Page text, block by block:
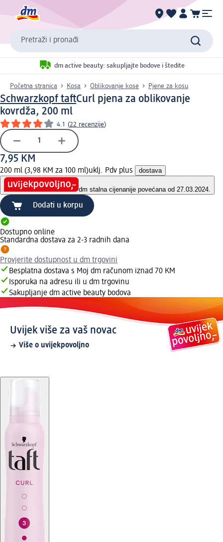
Pretraži i pronađi
dm active beauty: sakupljajte bodove i štedite
Početna stranica Kosa Oblikovanje kose Pjene za kosu
Schwarzkopf taftCurl pjena za oblikovanje
kovrdža, 200 ml
4.1 (22 recenzije)
7,95 KM
200 ml (3,98 KM za 100 ml)uklj. Pdv plus dostava
dm stalna cijenanije povećana od 27.03.2024.
Dodati u korpu
Dostupno online
Standardna dostava za 2-3 radnih dana
Provjerite dostupnost u dm trgovini
Besplatna dostava s Moj dm računom iznad 70 KM
Isporuka na adresu ili u dm trgovinu
Sakupljanje dm active beauty bodova
Uvijek više za vaš novac
Više o uvijekpovoljno